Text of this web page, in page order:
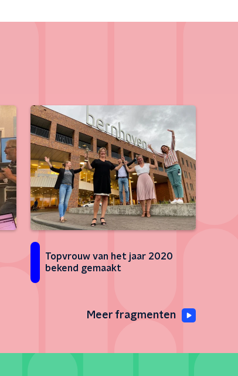
Topvrouw van het jaar 2020
bekend gemaakt
Meer fragmenten